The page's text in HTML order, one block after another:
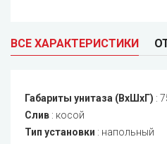
ВСЕ ХАРАКТЕРИСТИКИ
Габариты унитаза (ВхШхГ) :
Слив : косой
Тип установки : напольный